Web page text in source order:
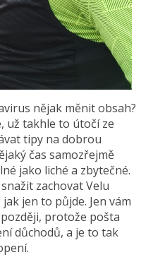
nějak měnit obsah?
už takhle to útočí ze
tipy na dobrou
čas samozřejmě
jako liché a zbytečné.
zachovat Velu
jen to půjde. Jen vám
protože pošta
důchodů, a je to tak